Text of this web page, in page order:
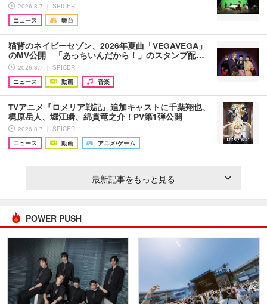
2026.8.7 ｜ SPICER
ニュース
舞台
猫背のネイビーセゾン、2026年夏曲「VEGAVEGA」
のMV公開 「あっちいんだから！」のスタンプ配…
2026.8.7 ｜ SPICER
ニュース
動画 音楽
TVアニメ『ロメリア戦記』追加キャストに千葉翔也、
梶原岳人、堀江瞬、綿貫竜之介！PV第1弾公開
2026.8.7 ｜ SPICER
ニュース
動画 アニメ/ゲーム
最新記事をもっと見る
POWER PUSH